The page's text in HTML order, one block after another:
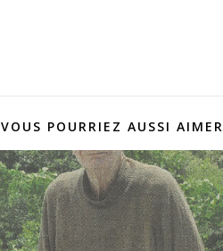
VOUS POURRIEZ AUSSI AIMER